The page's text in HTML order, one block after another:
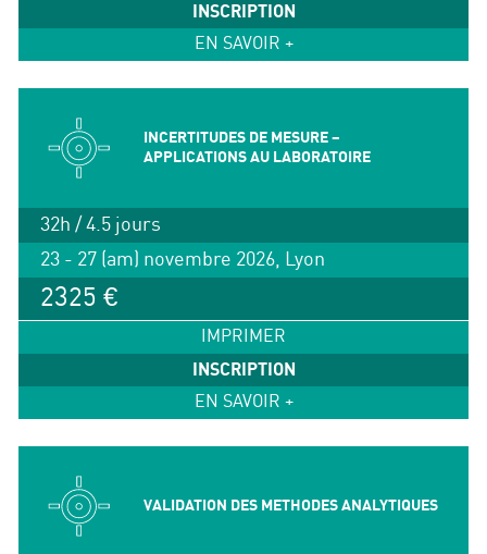
INSCRIPTION
EN SAVOIR +
INCERTITUDES DE MESURE –
APPLICATIONS AU LABORATOIRE
32h / 4.5 jours
23 - 27 (am) novembre 2026, Lyon
2325 €
IMPRIMER
INSCRIPTION
EN SAVOIR +
VALIDATION DES METHODES ANALYTIQUES